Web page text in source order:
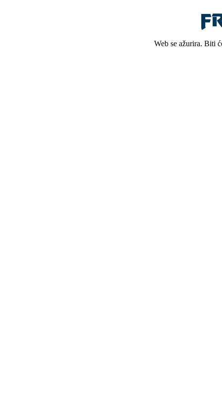
Web se ažurira. Biti